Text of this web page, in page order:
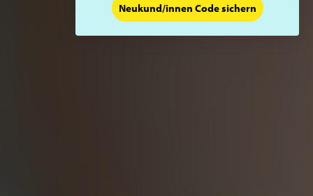
Neukund/innen Code sichern